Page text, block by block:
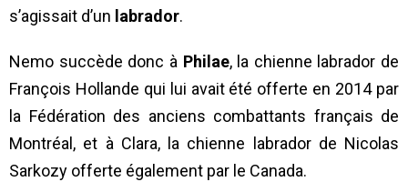
s’agissait d’un labrador.
Nemo succède donc à Philae, la chienne labrador de
François Hollande qui lui avait été offerte en 2014 par
la Fédération des anciens combattants français de
Montréal, et à Clara, la chienne labrador de Nicolas
Sarkozy offerte également par le Canada.